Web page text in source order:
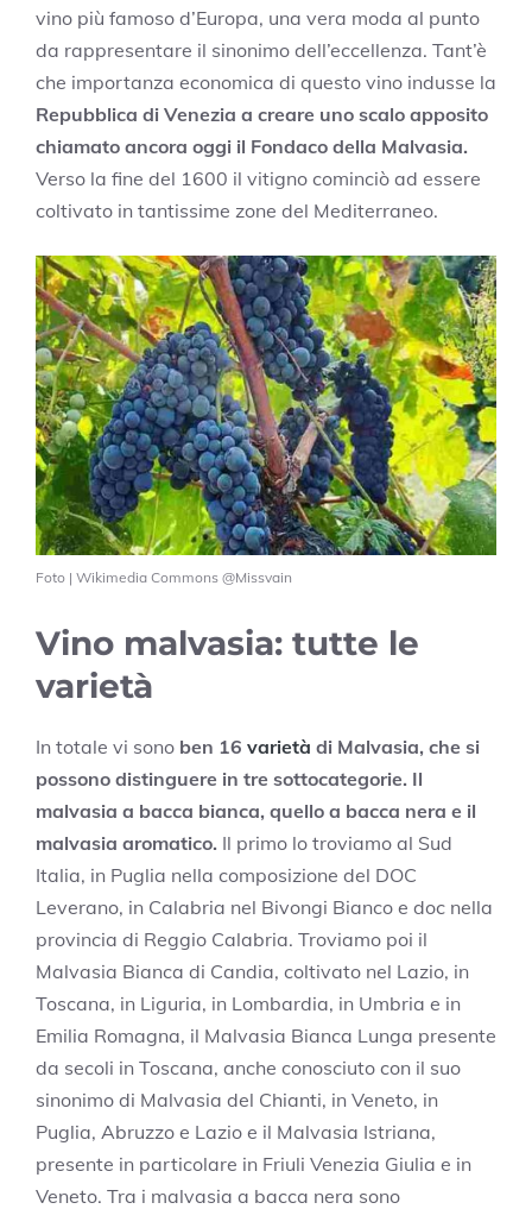
vino più famoso d’Europa, una vera moda al punto
da rappresentare il sinonimo dell’eccellenza. Tant’è
che importanza economica di questo vino indusse la
Repubblica di Venezia a creare uno scalo apposito
chiamato ancora oggi il Fondaco della Malvasia.
Verso la fine del 1600 il vitigno cominciò ad essere
coltivato in tantissime zone del Mediterraneo.
Foto | Wikimedia Commons @Missvain
Vino malvasia: tutte le
varietà
In totale vi sono ben 16 varietà di Malvasia, che si
possono distinguere in tre sottocategorie. Il
malvasia a bacca bianca, quello a bacca nera e il
malvasia aromatico. Il primo lo troviamo al Sud
Italia, in Puglia nella composizione del DOC
Leverano, in Calabria nel Bivongi Bianco e doc nella
provincia di Reggio Calabria. Troviamo poi il
Malvasia Bianca di Candia, coltivato nel Lazio, in
Toscana, in Liguria, in Lombardia, in Umbria e in
Emilia Romagna, il Malvasia Bianca Lunga presente
da secoli in Toscana, anche conosciuto con il suo
sinonimo di Malvasia del Chianti, in Veneto, in
Puglia, Abruzzo e Lazio e il Malvasia Istriana,
presente in particolare in Friuli Venezia Giulia e in
Veneto. Tra i malvasia a bacca nera sono